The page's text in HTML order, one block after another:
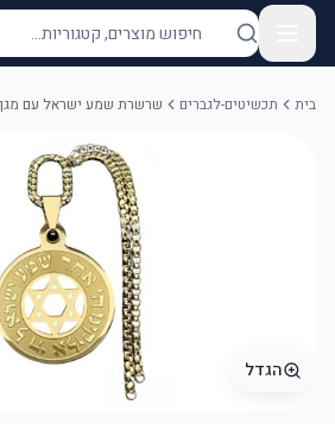
בית תכשיטים-לגברים
הגדל